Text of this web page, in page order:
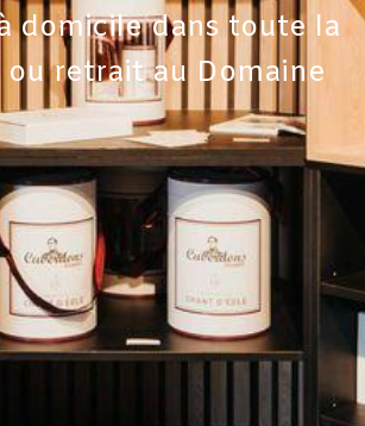
domicile dans toute la
retrait au Domaine